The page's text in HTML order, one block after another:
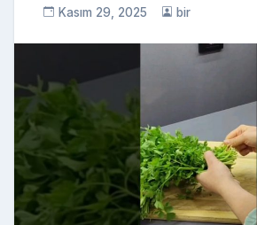
Kasım 29, 2025 bir